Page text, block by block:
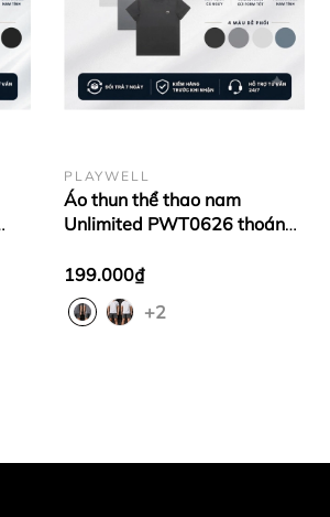
PLAYWELL
Áo thun thể thao nam
Unlimited PWT0626 thoáng
trang
199.000₫
+2